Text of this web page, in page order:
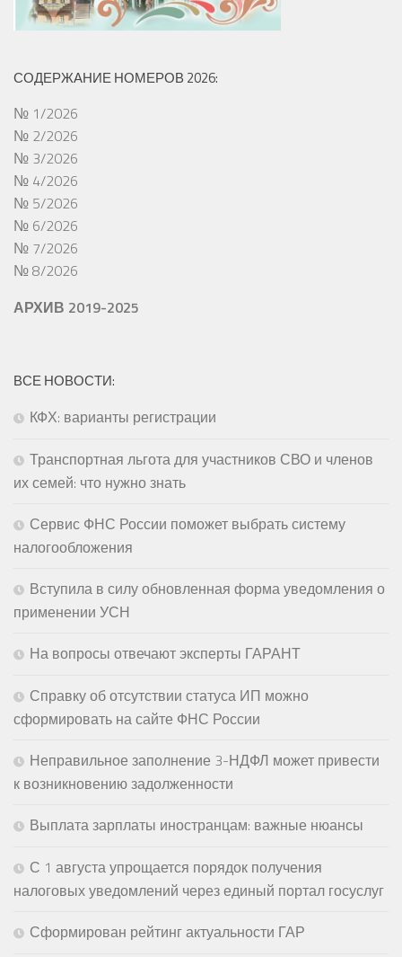
СОДЕРЖАНИЕ НОМЕРОВ 2026:
№ 1/2026
№ 2/2026
№ 3/2026
№ 4/2026
№ 5/2026
№ 6/2026
№ 7/2026
№ 8/2026
АРХИВ 2019-2025
ВСЕ НОВОСТИ:
КФХ: варианты регистрации
Транспортная льгота для участников СВО и членов
их семей: что нужно знать
Сервис ФНС России поможет выбрать систему
налогообложения
Вступила в силу обновленная форма уведомления о
применении УСН
На вопросы отвечают эксперты ГАРАНТ
Справку об отсутствии статуса ИП можно
сформировать на сайте ФНС России
Неправильное заполнение 3-НДФЛ может привести
к возникновению задолженности
Выплата зарплаты иностранцам: важные нюансы
С 1 августа упрощается порядок получения
налоговых уведомлений через единый портал госуслуг
Сформирован рейтинг актуальности ГАР